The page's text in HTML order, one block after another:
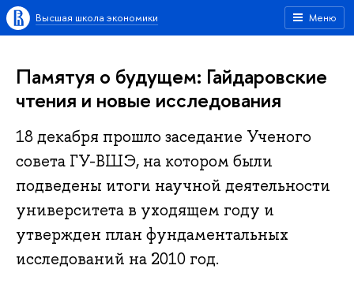
Меню
Высшая школа экономики
Памятуя о будущем: Гайдаровские
чтения и новые исследования
18 декабря прошло заседание Ученого
совета ГУ-ВШЭ, на котором были
подведены итоги научной деятельности
университета в уходящем году и
утвержден план фундаментальных
исследований на 2010 год.